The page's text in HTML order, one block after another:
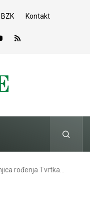
BZK Kontakt
rođenja Tvrtka…